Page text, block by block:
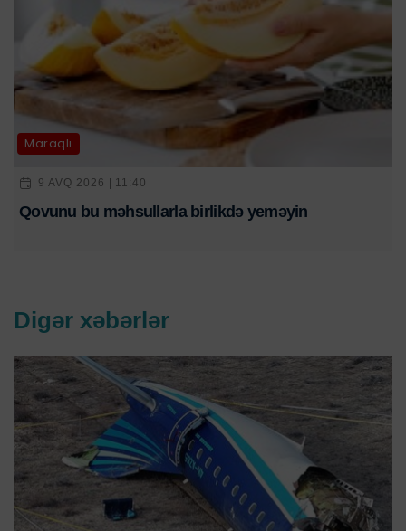
Maraqlı
9 AVQ 2026 | 11:40
Qovunu bu məhsullarla birlikdə yeməyin
Digər xəbərlər